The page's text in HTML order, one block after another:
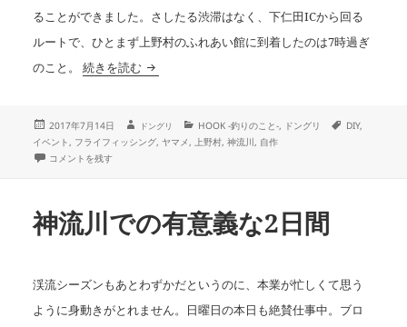
ることができました。さしたる渋滞はなく、下仁田ICから回る
ルートで、ひとまず上野村のふれあい館に到着したのは7時過ぎ
のこと。 続きを読む 群馬の渓
投
日:
2017年7月14日
成
者
ドングリ
カ
ゴ
HOOK -釣りのこと-, ドングリ
タ
DIY,
イベント, フライフィッシング, ヤマメ, 上野村, 神流川, 自作
群馬の渓 に
コメントを残す
神流川での有意義な2日間
渓流シーズンもあとわずかだというのに、本業が忙しくて思う
ように身動きがとれません。日曜日の本日も絶賛仕事中。ブロ